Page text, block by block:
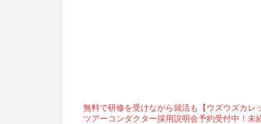
無料で研修を受けながら就活も【ウズウズカレ
ツアーコンダクター採用説明会予約受付中！未